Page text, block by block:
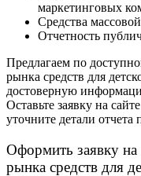
маркетинговых
Средства
Отчетность
Предлагаем по
рынка средств для
достоверную
Оставьте заявку на
уточните детали
Оформить заявку на
рынка средств для